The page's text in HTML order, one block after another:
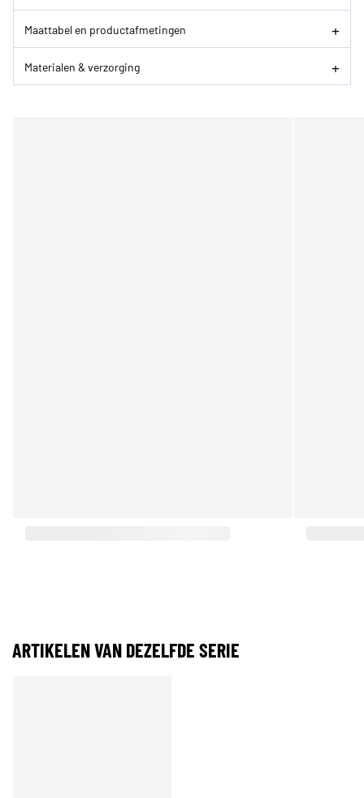
Maattabel en productafmetingen
Materialen & verzorging
ARTIKELEN VAN DEZELFDE SERIE